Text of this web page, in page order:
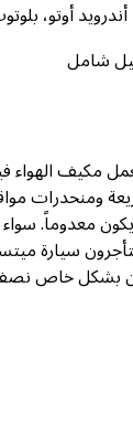
يعمل مكيف
ومنحدرات
معدوماً.
سيارة